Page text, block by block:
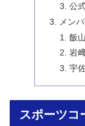
公
メン
飯
岩
宇
スポーツコ